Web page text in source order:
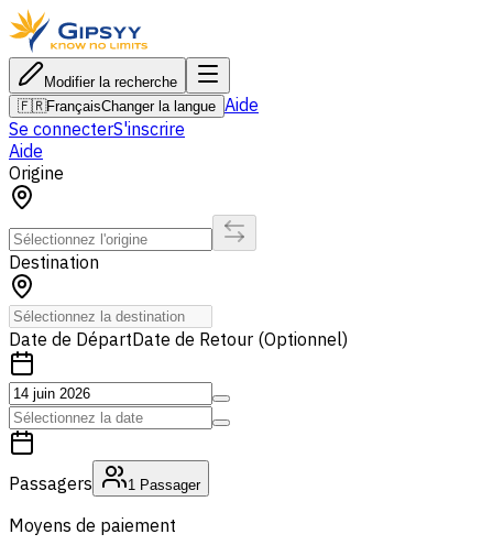
Modifier la recherche
🇫🇷FrançaisChanger la langue Aide
Se connecterS'inscrire
Aide
Origine
Destination
Date de DépartDate de Retour (Optionnel)
Passagers 1 Passager
Moyens de paiement